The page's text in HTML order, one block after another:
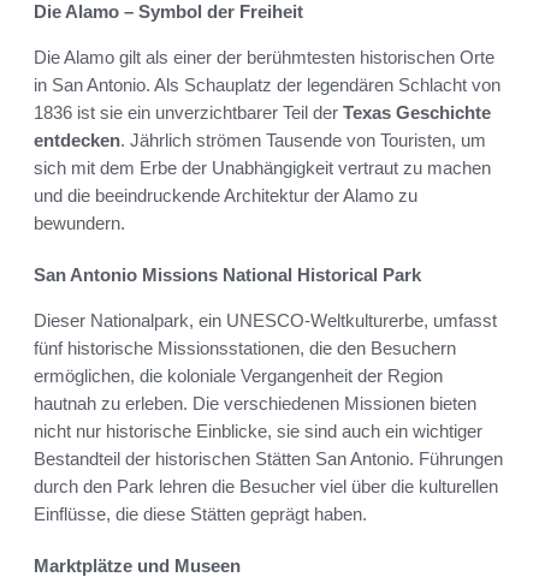
Die Alamo – Symbol der Freiheit
Die Alamo gilt als einer der berühmtesten historischen Orte
in San Antonio. Als Schauplatz der legendären Schlacht von
1836 ist sie ein unverzichtbarer Teil der Texas Geschichte
entdecken. Jährlich strömen Tausende von Touristen, um
sich mit dem Erbe der Unabhängigkeit vertraut zu machen
und die beeindruckende Architektur der Alamo zu
bewundern.
San Antonio Missions National Historical Park
Dieser Nationalpark, ein UNESCO-Weltkulturerbe, umfasst
fünf historische Missionsstationen, die den Besuchern
ermöglichen, die koloniale Vergangenheit der Region
hautnah zu erleben. Die verschiedenen Missionen bieten
nicht nur historische Einblicke, sie sind auch ein wichtiger
Bestandteil der historischen Stätten San Antonio. Führungen
durch den Park lehren die Besucher viel über die kulturellen
Einflüsse, die diese Stätten geprägt haben.
Marktplätze und Museen